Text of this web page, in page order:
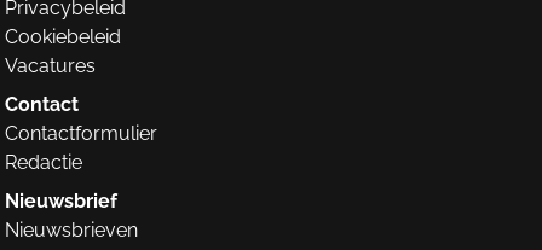
Privacybeleid
Cookiebeleid
Vacatures
Contact
Contactformulier
Redactie
Nieuwsbrief
Nieuwsbrieven